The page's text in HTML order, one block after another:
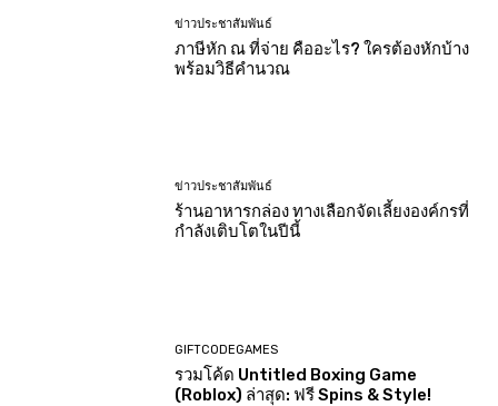
ข่าวประชาสัมพันธ์
ภาษีหัก ณ ที่จ่าย คืออะไร? ใครต้องหักบ้าง
พร้อมวิธีคำนวณ
ข่าวประชาสัมพันธ์
ร้านอาหารกล่อง ทางเลือกจัดเลี้ยงองค์กรที่
กำลังเติบโตในปีนี้
GIFTCODEGAMES
รวมโค้ด Untitled Boxing Game
(Roblox) ล่าสุด: ฟรี Spins & Style!